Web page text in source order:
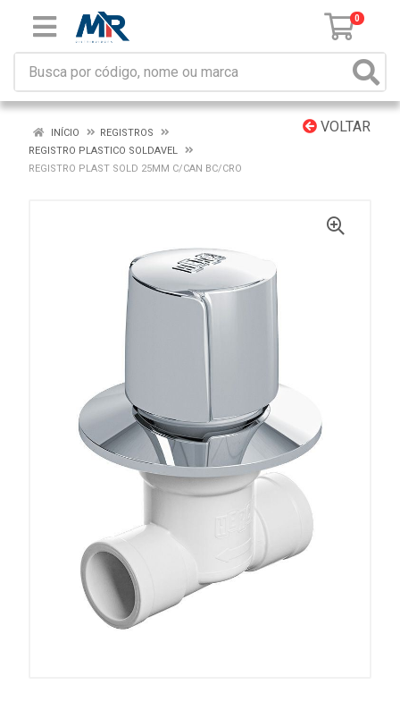
0
VOLTAR
INÍCIO
REGISTROS
REGISTRO PLASTICO SOLDAVEL
REGISTRO PLAST SOLD 25MM C/CAN BC/CRO